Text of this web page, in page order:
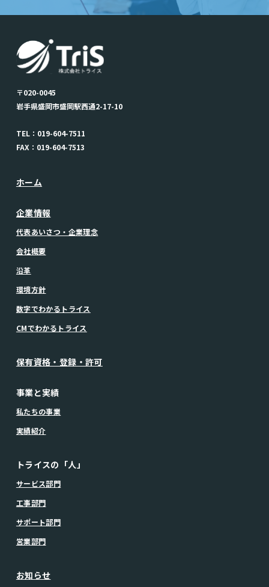
〒020-0045
岩手県盛岡市盛岡駅西通2-17-10
TEL：019-604-7511
FAX：019-604-7513
ホーム
企業情報
代表あいさつ・企業理念
会社概要
沿革
環境方針
数字でわかるトライス
CMでわかるトライス
保有資格・登録・許可
事業と実績
私たちの事業
実績紹介
トライスの「人」
サービス部門
工事部門
サポート部門
営業部門
お知らせ